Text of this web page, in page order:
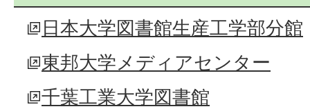
日本大学図書館生産工学部分館
東邦大学メディアセンター
千葉工業大学図書館